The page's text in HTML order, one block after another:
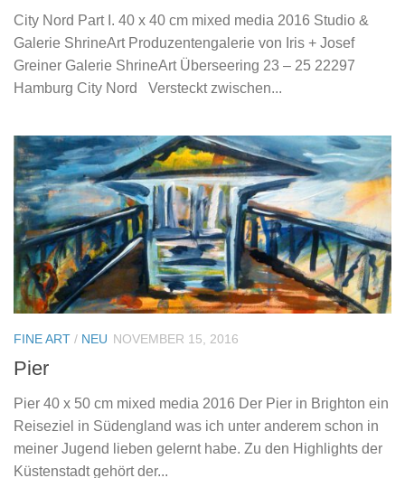
City Nord Part I. 40 x 40 cm mixed media 2016 Studio &
Galerie ShrineArt Produzentengalerie von Iris + Josef
Greiner Galerie ShrineArt Überseering 23 – 25 22297
Hamburg City Nord Versteckt zwischen...
FINE ART / NEU NOVEMBER 15, 2016
Pier
Pier 40 x 50 cm mixed media 2016 Der Pier in Brighton ein
Reiseziel in Südengland was ich unter anderem schon in
meiner Jugend lieben gelernt habe. Zu den Highlights der
Küstenstadt gehört der...